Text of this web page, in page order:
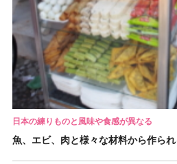
日本の練りものと風味や食感が異なる
魚、エビ、肉と様々な材料から作ら